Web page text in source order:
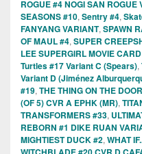
ROGUE #4 NOGI SAN ROGUE
SEASONS #10, Sentry #4,
FANYANG VARIANT, SPAWN
OF MAUL #4, SUPER
LEE SUPERGIRL MOVIE
Turtles #17 Variant C (Spears),
Variant D (Jiménez
#19, THE THING ON THE
(OF 5) CVR A EPHK (MR),
TRANSFORMERS #33,
REBORN #1 DIKE RUAN
MIGHTIEST DUCK #2, WHAT